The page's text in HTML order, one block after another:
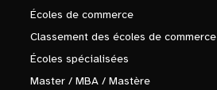
Écoles de commerce
Classement des écoles de commerce
Écoles spécialisées
Master / MBA / Mastère